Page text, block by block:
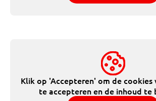
Klik op 'Accepteren' om de cookies
te accepteren en de inhoud te